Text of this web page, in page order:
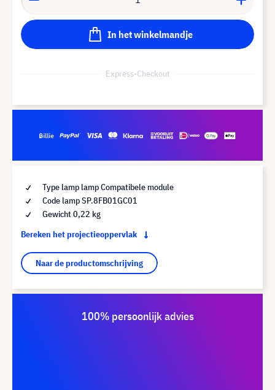
In het winkelmandje
Express-Checkout
Type lamp lamp Compatibele module
Code lamp SP.8FB01GC01
Gewicht 0,22 kg
Bereken het projectieoppervlak
Naar de productomschrijving
100% persoonlijk advies